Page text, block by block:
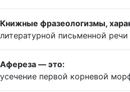
Книжные фразеологизмы,
литературной письменной
Афереза — это:
усечение первой корневой